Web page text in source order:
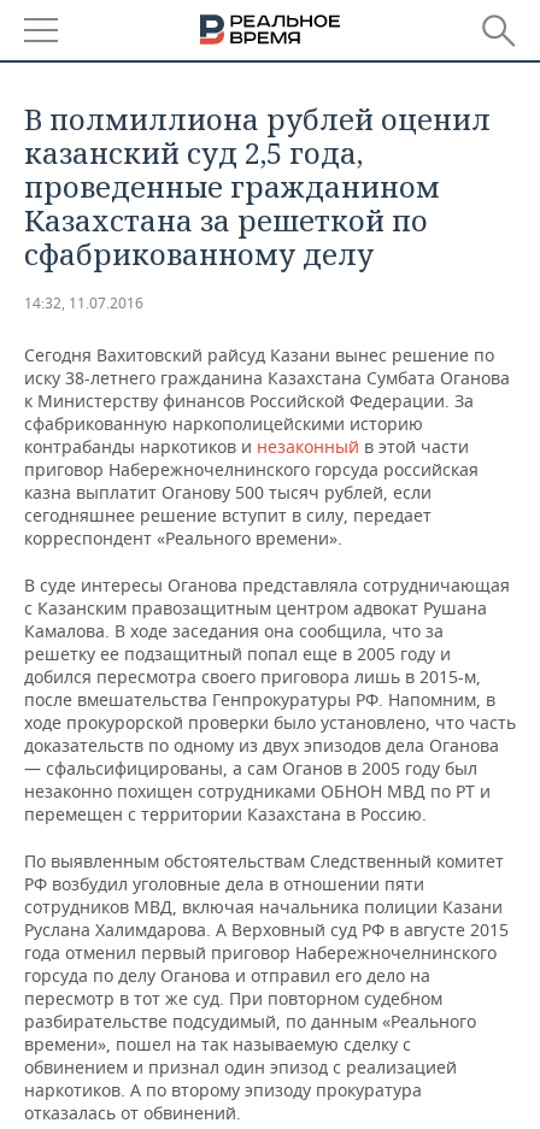
БАШКОРТОСТАН
ТАТАРСТАН
УДМУРТИЯ
НОВОСТИ
АНАЛИТИКА
НОВОСТИ АНАЛИТИКИ
ДЕКЛАРАЦИИ О ДОХОДАХ
КОРОЛИ ГОСЗАКАЗА ПФО
ВУЗЫ ТАТАРСТАНА
КОМУ ПРИНАДЛЕЖАТ
ТОРГОВЫЕ ЦЕНТРЫ
ТАТАРСТАНА
ЭКОНОМИКА
НОВОСТИ ЭКОНОМИКИ
ФИНАНСЫ
БАНКИ
БЮДЖЕТ
ИНВЕСТИЦИИ
ПРОМЫШЛЕННОСТЬ
НОВОСТИ
ПРОМЫШЛЕННОСТИ
АГРОПРОМ
МАШИНОСТРОЕНИЕ
НЕФТЕХИМИЯ
НЕФТЬ
ОПК
ЭНЕРГЕТИКА
НЕДВИЖИМОСТЬ
НОВОСТИ НЕДВИЖИМОСТИ
АВТО
НОВОСТИ АВТО
БИЗНЕС
НОВОСТИ БИЗНЕСА
РОЗНИЧНАЯ ТОРГОВЛЯ
ТРАНСПОРТ
УСЛУГИ
ТЕХНОЛОГИИ
НОВОСТИ ТЕХНОЛОГИЙ
IT
МЕДИА
ТЕЛЕКОММУНИКАЦИИ
МЕРОПРИЯТИЯ
НОВОСТИ МЕРОПРИЯТИЙ
ВЫЕЗДНАЯ РЕДАКЦИЯ
БИЗНЕС-БРАНЧИ
ONLINE-КОНФЕРЕНЦИИ
ОТКРЫТАЯ ЛЕКЦИЯ
СПОРТ
НОВОСТИ СПОРТА
ФУТБОЛ
ХОККЕЙ
БАСКЕТБОЛ
ВОЛЕЙБОЛ
КИБЕРСПОРТ
ФИГУРНОЕ КАТАНИЕ
ВОДНЫЕ ВИДЫ СПОРТА
ОБЩЕСТВО
НОВОСТИ ОБЩЕСТВА
ВЛАСТЬ
ИНФРАСТРУКТУРА
ИСТОРИЯ
КУЛЬТУРА
МЕДИЦИНА
ОБРАЗОВАНИЕ
ФОТОГАЛЕРЕЯ
СЮЖЕТЫ
СПРАВОЧНИК
СПИСОК ПЕРСОН
СПИСОК КОМПАНИЙ
ПОЛНАЯ ВЕРСИЯ
​В полмиллиона рублей оценил
казанский суд 2,5 года,
проведенные гражданином
Казахстана за решеткой по
сфабрикованному делу
14:32, 11.07.2016
Сегодня Вахитовский райсуд Казани вынес решение по
иску 38-летнего гражданина Казахстана Сумбата Оганова
к Министерству финансов Российской Федерации. За
сфабрикованную наркополицейскими историю
контрабанды наркотиков и незаконный в этой части
приговор Набережночелнинского горсуда российская
казна выплатит Оганову 500 тысяч рублей, если
сегодняшнее решение вступит в силу, передает
корреспондент «Реального времени».
В суде интересы Оганова представляла сотрудничающая
с Казанским правозащитным центром адвокат Рушана
Камалова. В ходе заседания она сообщила, что за
решетку ее подзащитный попал еще в 2005 году и
добился пересмотра своего приговора лишь в 2015-м,
после вмешательства Генпрокуратуры РФ. Напомним, в
ходе прокурорской проверки было установлено, что часть
доказательств по одному из двух эпизодов дела Оганова
— сфальсифицированы, а сам Оганов в 2005 году был
незаконно похищен сотрудниками ОБНОН МВД по РТ и
перемещен с территории Казахстана в Россию.
По выявленным обстоятельствам Следственный комитет
РФ возбудил уголовные дела в отношении пяти
сотрудников МВД, включая начальника полиции Казани
Руслана Халимдарова. А Верховный суд РФ в августе 2015
года отменил первый приговор Набережночелнинского
горсуда по делу Оганова и отправил его дело на
пересмотр в тот же суд. При повторном судебном
разбирательстве подсудимый, по данным «Реального
времени», пошел на так называемую сделку с
обвинением и признал один эпизод с реализацией
наркотиков. А по второму эпизоду прокуратура
отказалась от обвинений.